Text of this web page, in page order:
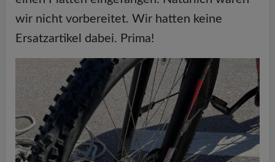
wir nicht vorbereitet. Wir hatten keine
Ersatzartikel dabei. Prima!